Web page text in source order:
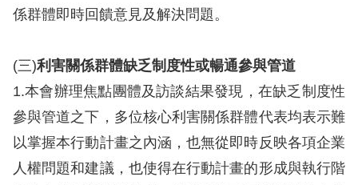
私
保
護
政
策
政
係群體即時回饋意見及解決問題。
(三)利害關係群體缺乏制度性或暢通參與管道
1.本會辦理焦點團體及訪談結果發現，在缺乏制度性
參與管道之下，多位核心利害關係群體代表均表示難
以掌握本行動計畫之內涵，也無從即時反映各項企業
人權問題和建議，也使得在行動計畫的形成與執行階